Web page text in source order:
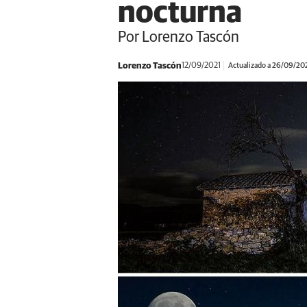
nocturna
Por Lorenzo Tascón
Lorenzo Tascón12/09/2021 Actualizado a 26/09/